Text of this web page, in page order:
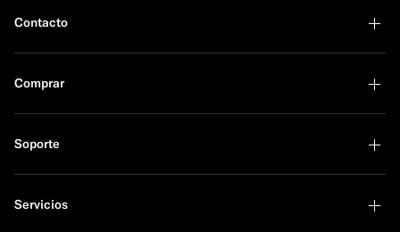
Contacto
Comprar
Soporte
Servicios